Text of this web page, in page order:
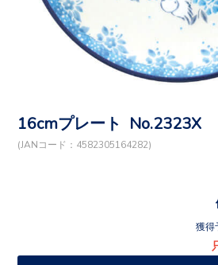
16cmプレート No.2323X
(JANコード：4582305164282)
獲得